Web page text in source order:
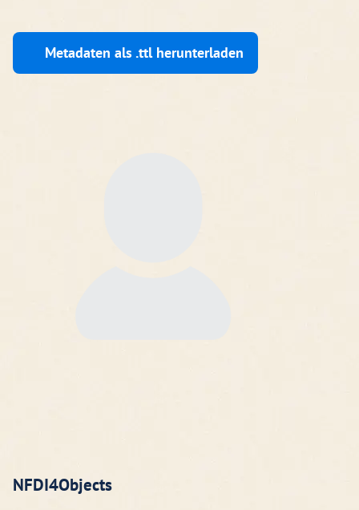
Metadaten als .ttl herunterladen
NFDI4Objects